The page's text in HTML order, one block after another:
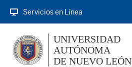
Servicios en Línea
UNIVERSIDAD
AUTÓNOMA
DE NUEVO LEÓN